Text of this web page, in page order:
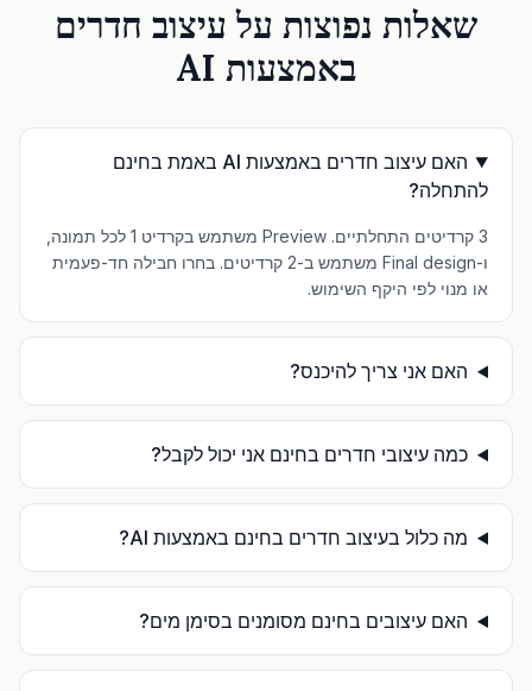
שאלות נפוצות על עיצוב חדרים
באמצעות AI
האם עיצוב חדרים באמצעות AI באמת בחינם
להתחלה?
3 קרדיטים התחלתיים. Preview משתמש בקרדיט 1 לכל תמונה,
ו-Final design משתמש ב-2 קרדיטים. בחרו חבילה חד-פעמית
או מנוי לפי היקף השימוש.
האם אני צריך להיכנס?
כמה עיצובי חדרים בחינם אני יכול לקבל?
מה כלול בעיצוב חדרים בחינם באמצעות AI?
האם עיצובים בחינם מסומנים בסימן מים?